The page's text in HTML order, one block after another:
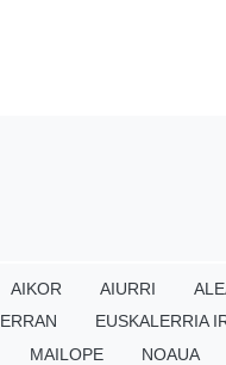
AIKOR AIURRI
ERRAN EUSKALERRIA
MAILOPE NOAUA